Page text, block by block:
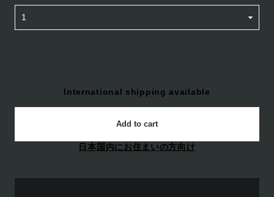
International shipping available
Add to cart
日本国内にお住まいの方向け